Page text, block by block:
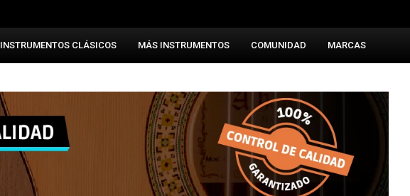
INSTRUMENTOS CLÁSICOS MÁS INSTRUMENTOS COMUNIDAD MARCAS